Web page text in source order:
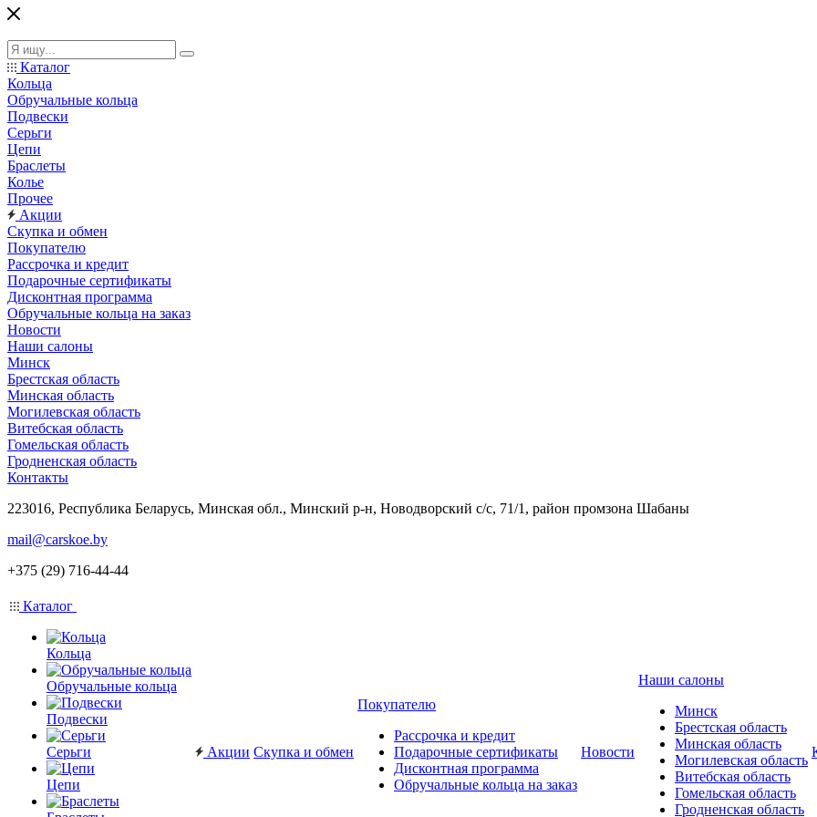
Каталог
Кольца
Обручальные кольца
Подвески
Серьги
Цепи
Браслеты
Колье
Прочее
Акции
Скупка и обмен
Покупателю
Рассрочка и кредит
Подарочные сертификаты
Дисконтная программа
Обручальные кольца на заказ
Новости
Наши салоны
Минск
Брестская область
Минская область
Могилевская область
Витебская область
Гомельская область
Гродненская область
Контакты
223016, Республика Беларусь, Минская обл., Минский р-н, Новодворский с/с, 71/1, район промзона Шабаны
mail@carskoe.by
+375 (29) 716-44-44
Каталог
Кольца
Обручальные кольца
Подвески
Серьги
Цепи
Акции Скупка и обмен
Покупателю
Рассрочка и кредит
Подарочные сертификаты
Дисконтная программа
Обручальные кольца на заказ
Новости
Наши салоны
Минск
Брестская область
Минская область
Могилевская область
Витебская область
Гомельская область
Гродненская область